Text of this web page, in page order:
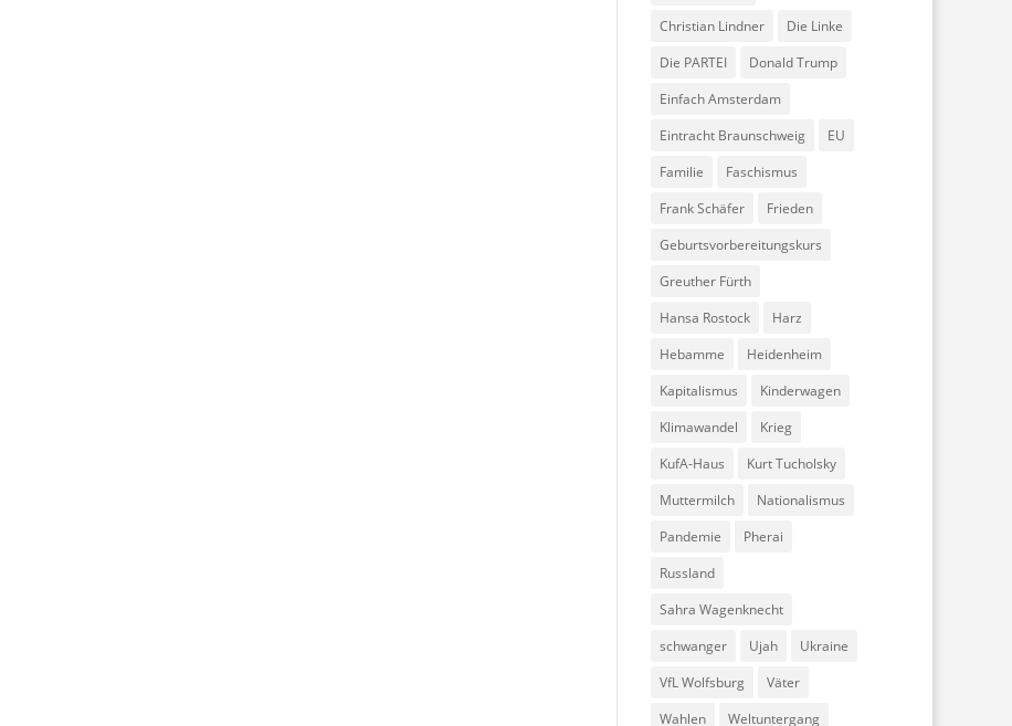
Christian Lindner
Die Linke
Die PARTEI
Donald Trump
Einfach Amsterdam
Eintracht Braunschweig
EU
Familie
Faschismus
Frank Schäfer
Frieden
Geburtsvorbereitungskurs
Greuther Fürth
Hansa Rostock
Harz
Hebamme
Heidenheim
Kapitalismus
Kinderwagen
Klimawandel
Krieg
KufA-Haus
Kurt Tucholsky
Muttermilch
Nationalismus
Pandemie
Pherai
Russland
Sahra Wagenknecht
schwanger
Ujah
Ukraine
VfL Wolfsburg
Väter
Wahlen
Weltuntergang